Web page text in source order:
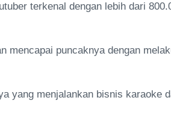
terkenal dengan lebih dari
mencapai puncaknya dengan
yang menjalankan bisnis karaoke